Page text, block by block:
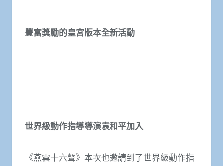
豐富獎勵的皇宮版本全新活動
世界級動作指導導演袁和平加入
《燕雲十六聲》本次也邀請到了世界級動作指